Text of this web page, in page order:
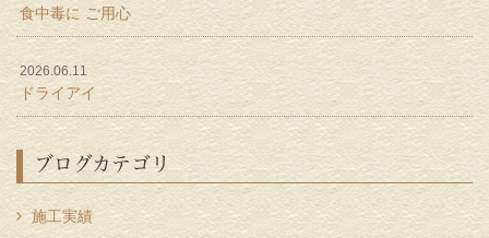
食中毒に ご用心
2026.06.11
ドライアイ
ブログカテゴリ
施工実績